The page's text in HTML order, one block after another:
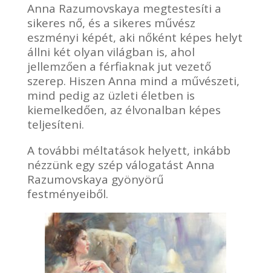
Anna Razumovskaya megtestesíti a
sikeres nő, és a sikeres művész
eszményi képét, aki nőként képes helyt
állni két olyan világban is, ahol
jellemzően a férfiaknak jut vezető
szerep. Hiszen Anna mind a művészeti,
mind pedig az üzleti életben is
kiemelkedően, az élvonalban képes
teljesíteni.
A további méltatások helyett, inkább
nézzünk egy szép válogatást Anna
Razumovskaya gyönyörű
festményeiből.